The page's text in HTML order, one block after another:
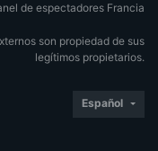
de espectadores Francia
son propiedad de sus
legítimos propietarios.
Español